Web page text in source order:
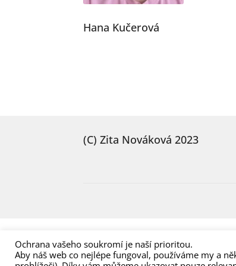
Hana Kučerová
(C) Zita Nováková 2023
Ochrana vašeho soukromí je naší prioritou.
Aby náš web co nejlépe fungoval, používáme my a